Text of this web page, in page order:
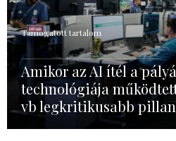
Támogatott tartalom
Amikor az AI ítél a
technológiája
vb legkritikusabb